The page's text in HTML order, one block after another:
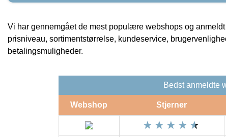
Vi har gennemgået de mest populære webshops og
prisniveau, sortimentstørrelse, kundeservice,
betalingsmuligheder.
Bedst anmeldte
Webshop Stjerner